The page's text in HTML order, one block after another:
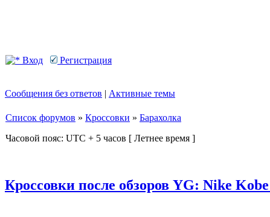
Вход Регистрация
Сообщения без ответов | Активные темы
Список форумов » Кроссовки » Барахолка
Часовой пояс: UTC + 5 часов [ Летнее время ]
Кроссовки после обзоров YG: Nike